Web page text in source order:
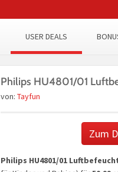
USER DEALS
Philips HU4801/01
von: Tayfun
Zum
Philips HU4801/01